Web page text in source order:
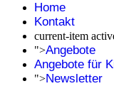
Home
Kontakt
current-item
">Angebote
Angebote für
">Newsletter